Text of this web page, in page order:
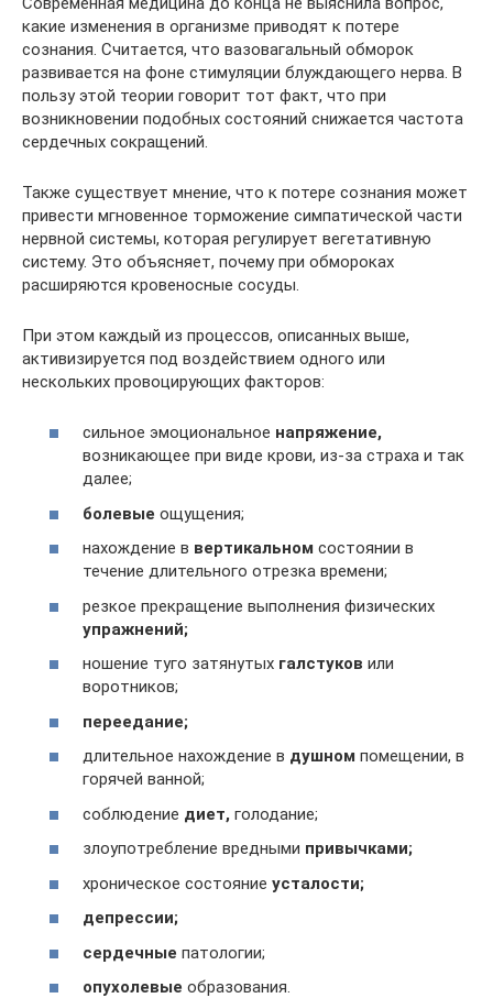
какие изменения в организме приводят к потере
сознания. Считается, что вазовагальный обморок
развивается на фоне стимуляции блуждающего нерва. В
пользу этой теории говорит тот факт, что при
возникновении подобных состояний снижается частота
сердечных сокращений.
Также существует мнение, что к потере сознания может
привести мгновенное торможение симпатической части
нервной системы, которая регулирует вегетативную
систему. Это объясняет, почему при обмороках
расширяются кровеносные сосуды.
При этом каждый из процессов, описанных выше,
активизируется под воздействием одного или
нескольких провоцирующих факторов:
сильное эмоциональное напряжение,
возникающее при виде крови, из-за страха и так
далее;
болевые ощущения;
нахождение в вертикальном состоянии в
течение длительного отрезка времени;
резкое прекращение выполнения физических
упражнений;
ношение туго затянутых галстуков или
воротников;
переедание;
длительное нахождение в душном помещении, в
горячей ванной;
соблюдение диет, голодание;
злоупотребление вредными привычками;
хроническое состояние усталости;
депрессии;
сердечные патологии;
опухолевые образования.